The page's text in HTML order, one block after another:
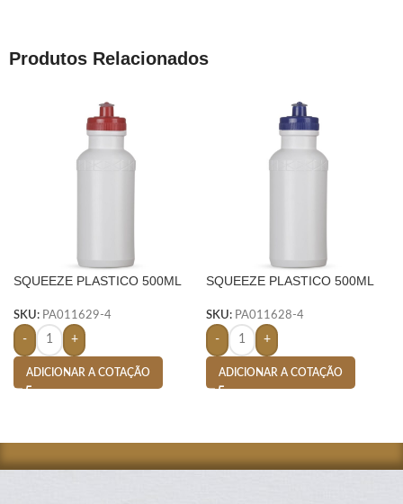
Produtos Relacionados
SQUEEZE PLASTICO 500ML
SKU: PA011629-4
- +
ADICIONAR A COTAÇÃO
SQUEEZE PLASTICO 500ML
SKU: PA011628-4
- +
ADICIONAR A COTAÇÃO